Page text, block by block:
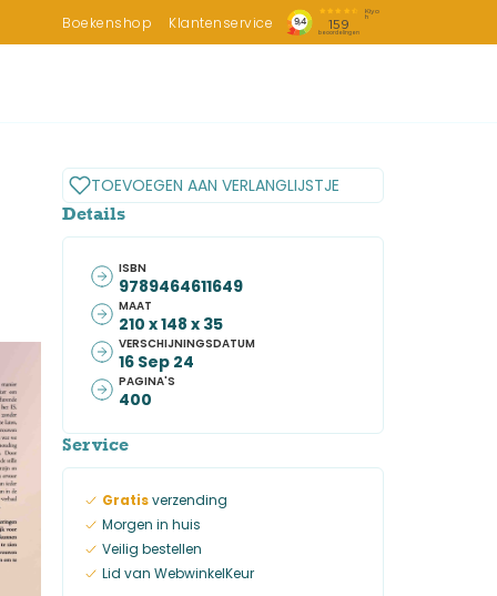
Boekenshop Klantenservice
TOEVOEGEN AAN VERLANGLIJSTJE
Details
ISBN
9789464611649
MAAT
210 x 148 x 35
VERSCHIJNINGSDATUM
16 Sep 24
PAGINA'S
400
Service
Gratisverzending
Morgen in huis
Veilig bestellen
Lid van WebwinkelKeur